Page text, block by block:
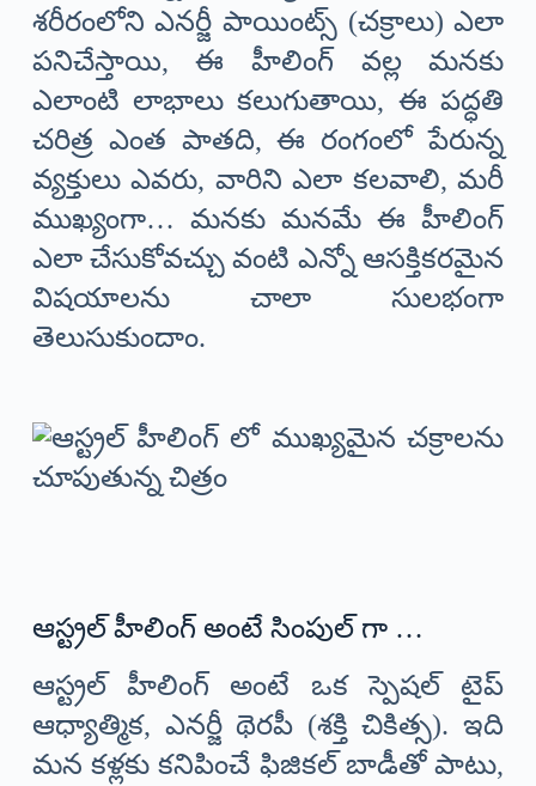
శరీరంలోని ఎనర్జీ పాయింట్స్ (చక్రాలు) ఎలా
పనిచేస్తాయి, ఈ హీలింగ్ వల్ల మనకు
ఎలాంటి లాభాలు కలుగుతాయి, ఈ పద్ధతి
చరిత్ర ఎంత పాతది, ఈ రంగంలో పేరున్న
వ్యక్తులు ఎవరు, వారిని ఎలా కలవాలి, మరీ
ముఖ్యంగా… మనకు మనమే ఈ హీలింగ్
ఎలా చేసుకోవచ్చు వంటి ఎన్నో ఆసక్తికరమైన
విషయాలను చాలా సులభంగా
తెలుసుకుందాం.
ఆస్ట్రల్ హీలింగ్ అంటే సింపుల్ గా …
ఆస్ట్రల్ హీలింగ్ అంటే ఒక స్పెషల్ టైప్
ఆధ్యాత్మిక, ఎనర్జీ థెరపీ (శక్తి చికిత్స). ఇది
మన కళ్లకు కనిపించే ఫిజికల్ బాడీతో పాటు,